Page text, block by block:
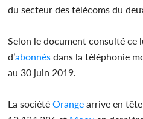
du secteur des télécoms du
Selon le document consulté ce
d’abonnés dans la téléphonie
au 30 juin 2019.
La sociétéOrange arrive en